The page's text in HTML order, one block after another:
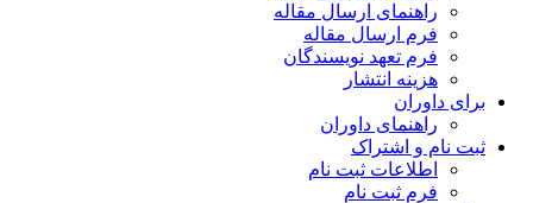
راهنمای ارسال مقاله
فرم ارسال مقاله
فرم تعهد نویسندگان
هزینه انتشار
برای داوران
راهنمای داوران
ثبت نام و اشتراک
اطلاعات ثبت نام
فرم ثبت نام